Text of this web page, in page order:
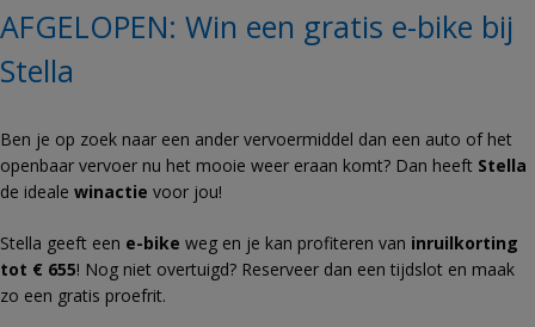
AFGELOPEN: Win een gratis e-bike bij
Stella
Ben je op zoek naar een ander vervoermiddel dan een auto of het
openbaar vervoer nu het mooie weer eraan komt? Dan heeft Stella
de ideale winactie voor jou!
Stella geeft een e-bike weg en je kan profiteren van inruilkorting
tot € 655! Nog niet overtuigd? Reserveer dan een tijdslot en maak
zo een gratis proefrit.